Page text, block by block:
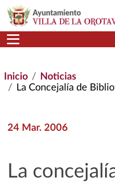
Pasar al contenido principal
Inicio
Noticias
La Concejalía de Biblioteca
24 Mar. 2006
La